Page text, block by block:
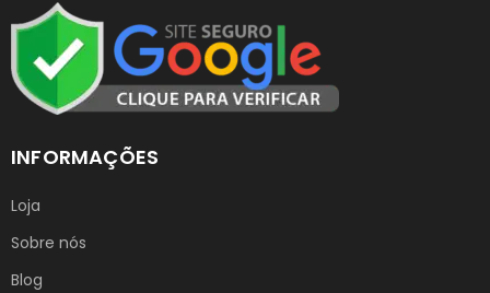
INFORMAÇÕES
Loja
Sobre nós
Blog